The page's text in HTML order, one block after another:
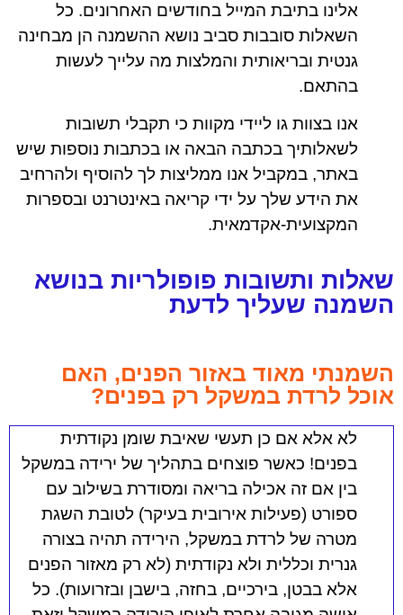
אלינו בתיבת המייל בחודשים האחרונים. כל
השאלות סובבות סביב נושא ההשמנה הן מבחינה
גנטית ובריאותית והמלצות מה עלייך לעשות
בהתאם.
אנו בצוות גו ליידי מקוות כי תקבלי תשובות
לשאלותיך בכתבה הבאה או בכתבות נוספות שיש
באתר, במקביל אנו ממליצות לך להוסיף ולהרחיב
את הידע שלך על ידי קריאה באינטרנט ובספרות
המקצועית-אקדמאית.
שאלות ותשובות פופולריות בנושא
השמנה שעליך לדעת
השמנתי מאוד באזור הפנים, האם
אוכל לרדת במשקל רק בפנים?
לא אלא אם כן תעשי שאיבת שומן נקודתית
בפנים! כאשר פוצחים בתהליך של ירידה במשקל
בין אם זה אכילה בריאה ומסודרת בשילוב עם
ספורט (פעילות אירובית בעיקר) לטובת השגת
מטרה של לרדת במשקל, הירידה תהיה בצורה
גנרית וכללית ולא נקודתית (לא רק מאזור הפנים
אלא בבטן, בירכיים, בחזה, בישבן ובזרועות). כל